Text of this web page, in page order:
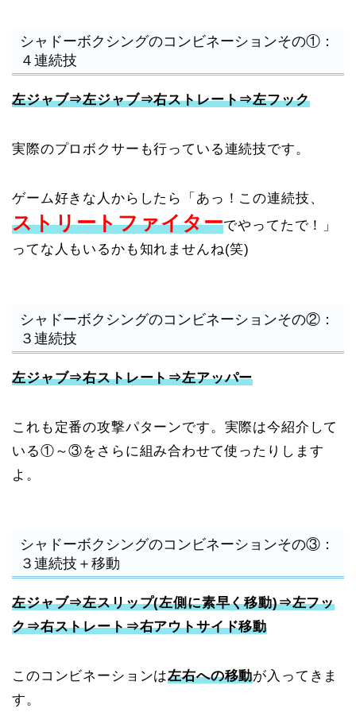
シャドーボクシングのコンビネーションその①：
４連続技
左ジャブ⇒左ジャブ⇒右ストレート⇒左フック
実際のプロボクサーも行っている連続技です。
ゲーム好きな人からしたら「あっ！この連続技、
ストリートファイターでやってたで！」
ってな人もいるかも知れませんね(笑)
シャドーボクシングのコンビネーションその②：
３連続技
左ジャブ⇒右ストレート⇒左アッパー
これも定番の攻撃パターンです。実際は今紹介して
いる①～③をさらに組み合わせて使ったりします
よ。
シャドーボクシングのコンビネーションその③：
３連続技＋移動
左ジャブ⇒左スリップ(左側に素早く移動)⇒左フッ
ク⇒右ストレート⇒右アウトサイド移動
このコンビネーションは左右への移動が入ってきま
す。